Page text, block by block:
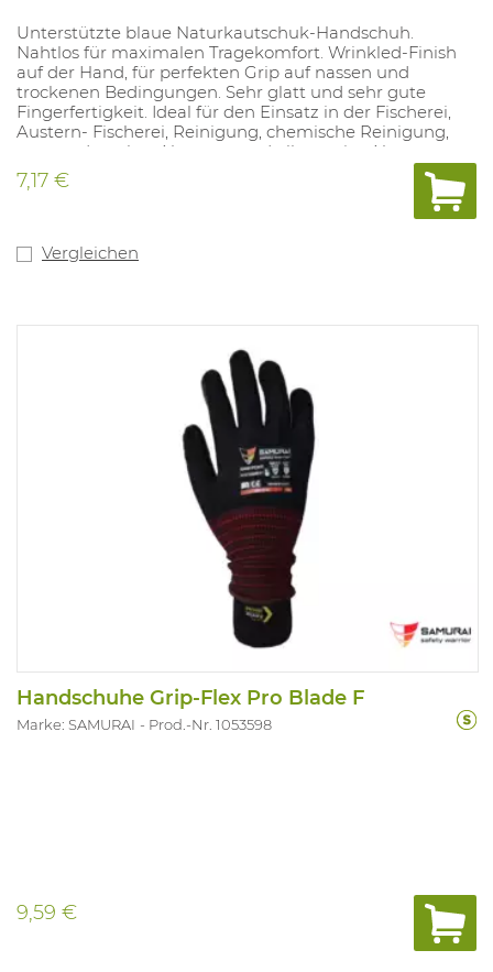
Unterstützte blaue Naturkautschuk-Handschuh.
Nahtlos für maximalen Tragekomfort. Wrinkled-Finish
auf der Hand, für perfekten Grip auf nassen und
trockenen Bedingungen. Sehr glatt und sehr gute
Fingerfertigkeit. Ideal für den Einsatz in der Fischerei,
Austern- Fischerei, Reinigung, chemische Reinigung,
nass und trocken Nutzung und allgemeine Nutzung
mit Lebensmitteln.
7,17 €
Vergleichen
Handschuhe Grip-Flex Pro Blade F
Marke: SAMURAI Prod.-Nr. 1053598
9,59 €